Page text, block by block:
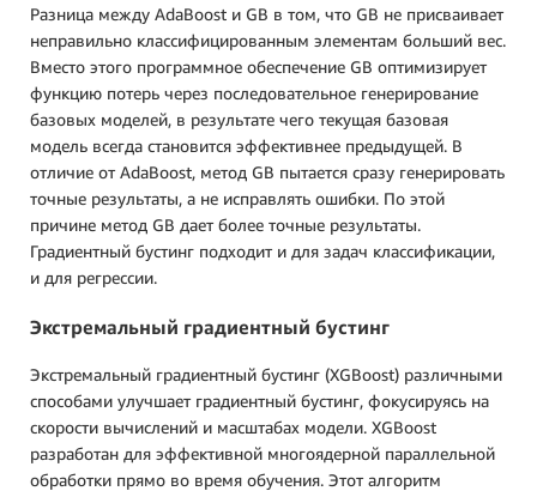
Разница между AdaBoost и GB в том, что GB не присваивает
неправильно классифицированным элементам больший вес.
Вместо этого программное обеспечение GB оптимизирует
функцию потерь через последовательное генерирование
базовых моделей, в результате чего текущая базовая
модель всегда становится эффективнее предыдущей. В
отличие от AdaBoost, метод GB пытается сразу генерировать
точные результаты, а не исправлять ошибки. По этой
причине метод GB дает более точные результаты.
Градиентный бустинг подходит и для задач классификации,
и для регрессии.
Экстремальный градиентный бустинг
Экстремальный градиентный бустинг (XGBoost) различными
способами улучшает градиентный бустинг, фокусируясь на
скорости вычислений и масштабах модели. XGBoost
разработан для эффективной многоядерной параллельной
обработки прямо во время обучения. Этот алгоритм